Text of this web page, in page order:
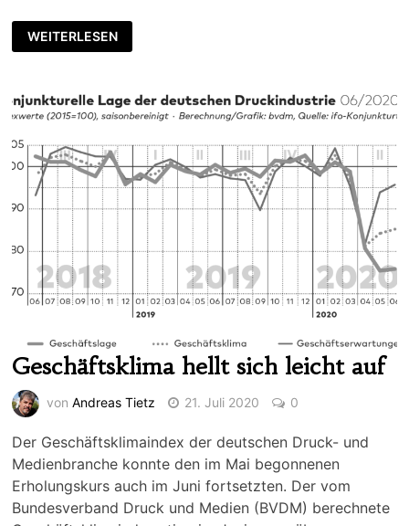
WEITERLESEN
Geschäftsklima hellt sich leicht auf
von Andreas Tietz 21. Juli 2020 0
Der Geschäftsklimaindex der deutschen Druck- und
Medienbranche konnte den im Mai begonnenen
Erholungskurs auch im Juni fortsetzten. Der vom
Bundesverband Druck und Medien (BVDM) berechnete